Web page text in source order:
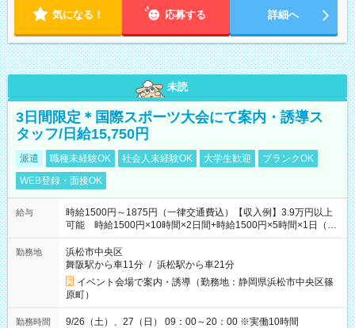
気になる！ 応募する 詳細へ
未読
3日間限定＊国際スポーツ大会にて案内・誘導ス
タッフ/日給15,750円
派遣 職種未経験OK 社会人未経験OK 大学生歓迎
ブランクOK
WEB登録・面接OK
給与
時給1500円～1875円（一律交通費込）【収入例】3.9万円以上
可能 時給1500円×10時間×2日間+時給1500円×5時間×1日（実
働8時間を越えた時給：1875円）
勤務地
浜松市中央区
舞阪駅から車11分 / 浜松駅から車21分
イベント会場で案内・誘導（勤務地：静岡県浜松市中央区篠
原町）
勤務時間
9/26（土）、27（日） 09：00～20：00 ※実働10時間